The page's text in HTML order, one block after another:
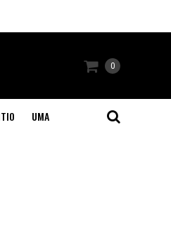
0
UMA